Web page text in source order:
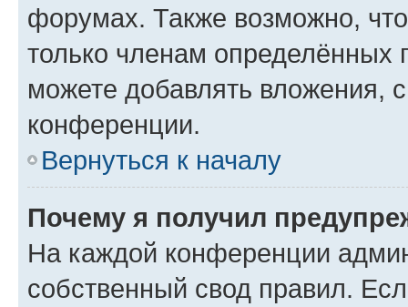
форумах. Также возможно,
только членам определённых
можете добавлять вложения,
конференции.
Вернуться к началу
Почему я получил
На каждой конференции
собственный свод правил.